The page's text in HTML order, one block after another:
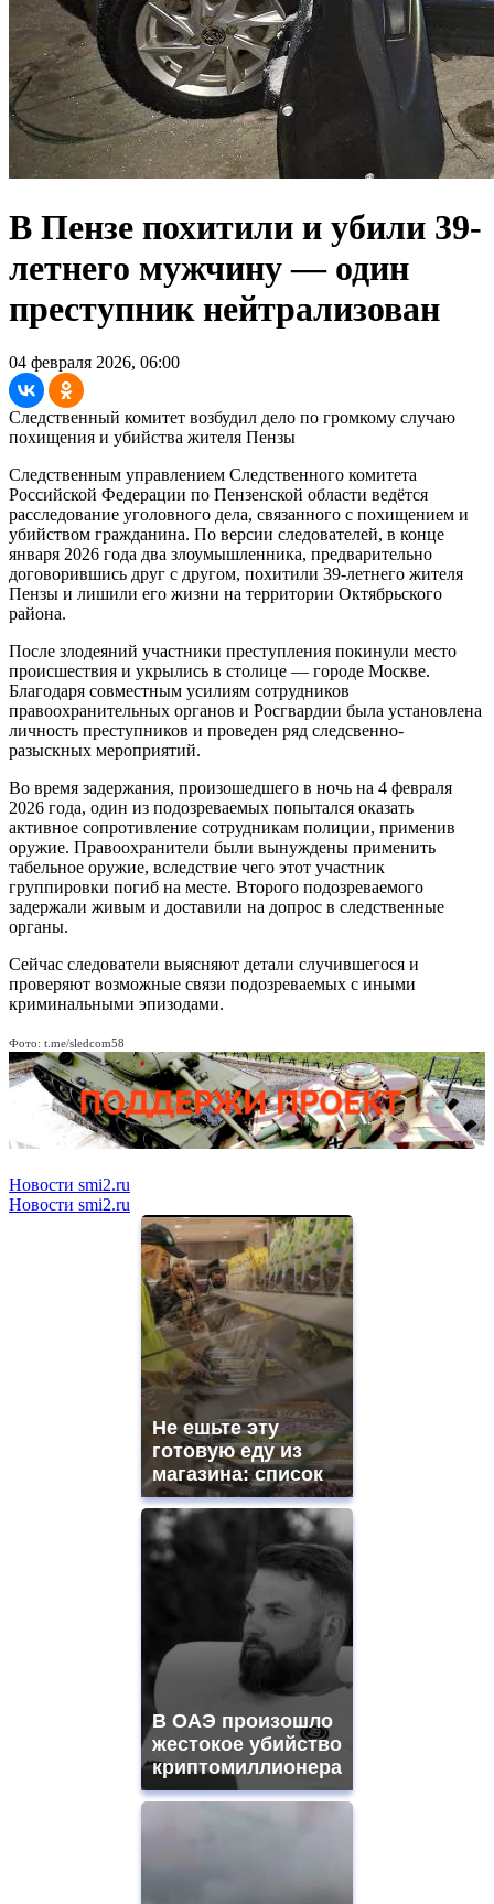
В Пензе похитили и убили 39-
летнего мужчину — один
преступник нейтрализован
04 февраля 2026, 06:00
Следственный комитет возбудил дело по громкому случаю
похищения и убийства жителя Пензы
Следственным управлением Следственного комитета
Российской Федерации по Пензенской области ведётся
расследование уголовного дела, связанного с похищением и
убийством гражданина. По версии следователей, в конце
января 2026 года два злоумышленника, предварительно
договорившись друг с другом, похитили 39-летнего жителя
Пензы и лишили его жизни на территории Октябрьского
района.
После злодеяний участники преступления покинули место
происшествия и укрылись в столице — городе Москве.
Благодаря совместным усилиям сотрудников
правоохранительных органов и Росгвардии была установлена
личность преступников и проведен ряд следсвенно-
разыскных мероприятий.
Во время задержания, произошедшего в ночь на 4 февраля
2026 года, один из подозреваемых попытался оказать
активное сопротивление сотрудникам полиции, применив
оружие. Правоохранители были вынуждены применить
табельное оружие, вследствие чего этот участник
группировки погиб на месте. Второго подозреваемого
задержали живым и доставили на допрос в следственные
органы.
Сейчас следователи выясняют детали случившегося и
проверяют возможные связи подозреваемых с иными
криминальными эпизодами.
Фото: t.me/sledcom58
Новости smi2.ru
Новости smi2.ru
Не ешьте эту
готовую еду из
магазина: список
В ОАЭ произошло
жестокое убийство
криптомиллионера